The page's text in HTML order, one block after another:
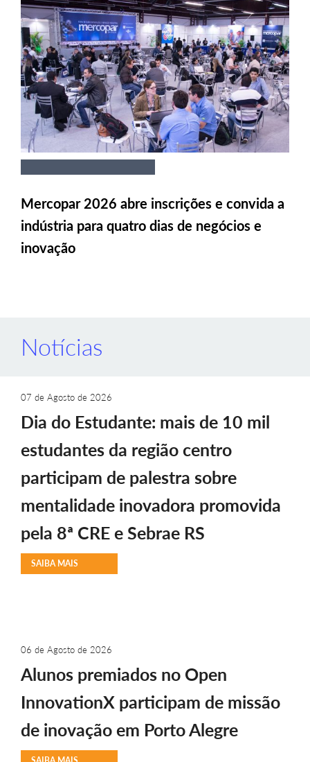
Mercopar 2026 abre inscrições e convida a
indústria para quatro dias de negócios e
inovação
Notícias
07 de Agosto de 2026
Dia do Estudante: mais de 10 mil
estudantes da região centro
participam de palestra sobre
mentalidade inovadora promovida
pela 8ª CRE e Sebrae RS
SAIBA MAIS
06 de Agosto de 2026
Alunos premiados no Open
InnovationX participam de missão
de inovação em Porto Alegre